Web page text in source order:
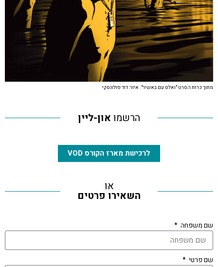
מתוך כרזת הסרט "ואלס עם באשיר". איור: דוד פולונסקי
הרשמו און-ליין
לרכישת מארז הקורס VOD
או
השאירו פרטים
שם משפחה
שם פרטי